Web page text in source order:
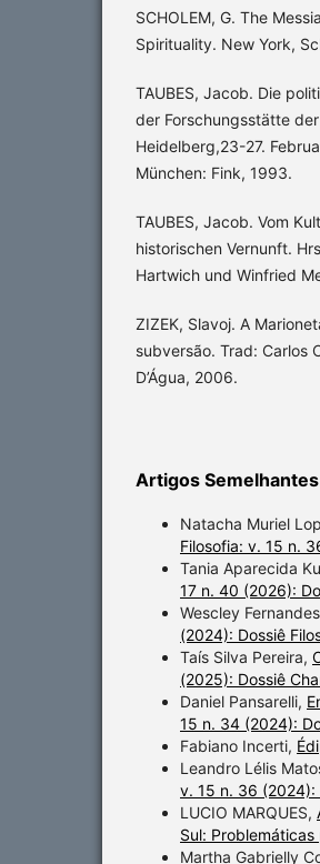
SCHOLEM, G. The
Spirituality. New York,
TAUBES, Jacob. Die
der Forschungsstätte
Heidelberg,23-27.
München: Fink, 1993.
TAUBES, Jacob. Vom
historischen Vernunft.
Hartwich und Winfried
ZIZEK, Slavoj. A
subversão. Trad: Carlos
D’Água, 2006.
Artigos Semelhantes
Natacha Muriel
Filosofia: v. 15 n.
Tania Aparecida
17 n. 40 (2026):
Wescley
(2024): Dossiê
Taís Silva Pereira,
(2025): Dossiê
Daniel Pansarelli,
15 n. 34 (2024):
Fabiano Incerti,
Leandro Lélis
v. 15 n. 36 (2024):
LUCIO MARQUES,
Sul:
Martha Gabrielly